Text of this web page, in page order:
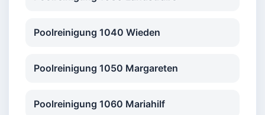
Poolreinigung 1040 Wieden
Poolreinigung 1050 Margareten
Poolreinigung 1060 Mariahilf